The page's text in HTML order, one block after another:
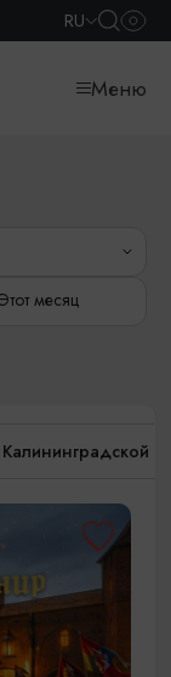
RU
Меню
Этот месяц
Калининградской